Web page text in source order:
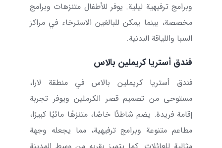
وبرامج ترفيهية ليلية. يوفر للأطفال متنزهات وبرامج
مخصصة، بينما يمكن للبالغين الاسترخاء في مراكز
السبا واللياقة البدنية.
فندق أستريا كريملين بالاس
فندق أستريا كريملين بالاس في منطقة لارا،
مستوحى من تصميم قصر الكرملين ويوفر تجربة
إقامة فريدة. يضم شاطئًا خاصًا، متنزهًا مائيًا كبيرًا،
مطاعم متنوعة وبرامج ترفيهية، مما يجعله وجهة